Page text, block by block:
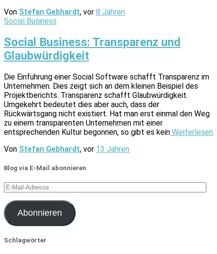
Von Stefan Gebhardt, vor 8 Jahren
Social Business
Social Business: Transparenz und
Glaubwürdigkeit
Die Einführung einer Social Software schafft Transparenz im
Unternehmen. Dies zeigt sich an dem kleinen Beispiel des
Projektberichts. Transparenz schafft Glaubwürdigkeit.
Umgekehrt bedeutet dies aber auch, dass der
Rückwärtsgang nicht existiert. Hat man erst einmal den Weg
zu einem transparenten Unternehmen mit einer
entsprechenden Kultur begonnen, so gibt es kein Weiterlesen
Von Stefan Gebhardt, vor 13 Jahren
Blog via E-Mail abonnieren
E-
Mail-
Adresse
Abonnieren
Schlagwörter